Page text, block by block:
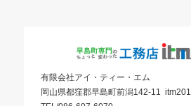
有限会社アイ・ティー・エム
岡山県都窪郡早島町前潟142-11 itm201